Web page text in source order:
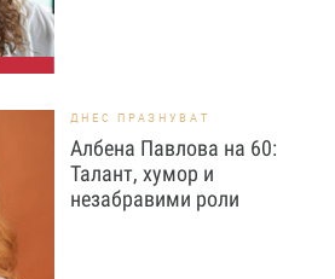
ДНЕС ПРАЗНУВАТ
Албена Павлова на 60:
Талант, хумор и
незабравими роли